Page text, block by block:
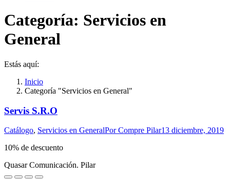
Categoría: Servicios en
General
Estás aquí:
Inicio
Categoría "Servicios en General"
Servis S.R.O
Catálogo, Servicios en GeneralPorCompre Pilar13 diciembre, 2019
10% de descuento
Quasar Comunicación. Pilar
Ir